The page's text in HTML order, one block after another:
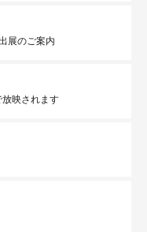
展のご案内
映されます